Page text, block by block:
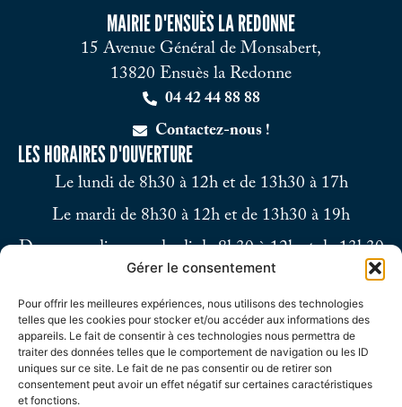
Gérer le consentement
Pour offrir les meilleures expériences, nous utilisons des technologies
telles que les cookies pour stocker et/ou accéder aux informations des
appareils. Le fait de consentir à ces technologies nous permettra de
traiter des données telles que le comportement de navigation ou les ID
uniques sur ce site. Le fait de ne pas consentir ou de retirer son
consentement peut avoir un effet négatif sur certaines caractéristiques
et fonctions.
MAIRIE D'ENSUÈS LA REDONNE
15 Avenue Général de Monsabert,
13820 Ensuès la Redonne
04 42 44 88 88
Contactez-nous !
LES HORAIRES D'OUVERTURE
Le lundi de 8h30 à 12h et de 13h30 à 17h
Le mardi de 8h30 à 12h et de 13h30 à 19h
Du mercredi au vendredi de 8h30 à 12h et de 13h30
Le samedi de 9h à 12h